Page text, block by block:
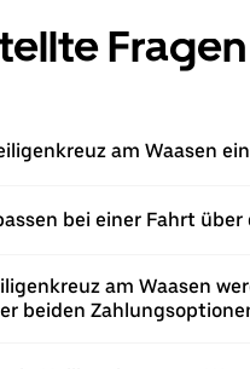
Fragen
am Waasen
bei einer Fahrt
am Waasen
beiden